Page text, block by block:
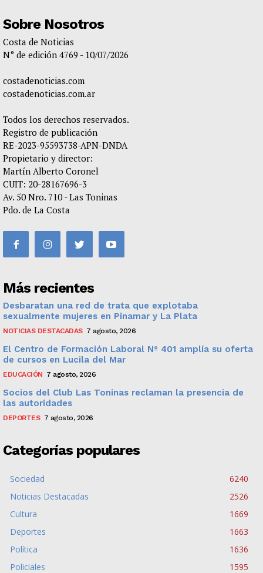
Sobre Nosotros
Costa de Noticias
N° de edición 4769 - 10/07/2026
costadenoticias.com
costadenoticias.com.ar
Todos los derechos reservados.
Registro de publicación
RE-2023-95593738-APN-DNDA
Propietario y director:
Martín Alberto Coronel
CUIT: 20-28167696-3
Av. 50 Nro. 710 - Las Toninas
Pdo. de La Costa
Más recientes
Desbaratan una red de trata que explotaba
sexualmente mujeres en Pinamar y La Plata
NOTICIAS DESTACADAS 7 agosto, 2026
El Centro de Formación Laboral Nº 401 amplía su oferta
de cursos en Lucila del Mar
EDUCACIÓN 7 agosto, 2026
Socios del Club Las Toninas reclaman la presencia de
las autoridades
DEPORTES 7 agosto, 2026
Categorías populares
Sociedad
6240
Noticias Destacadas
2526
Cultura
1669
Deportes
1663
Política
1636
Policiales
1595